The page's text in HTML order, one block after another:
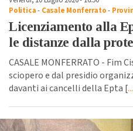
Politica- Casale Monferrato-
Licenziamento alla
le distanze dalla
CASALE MONFERRATO - Fim
sciopero e dal presidio
davanti ai cancelli della Epta [...